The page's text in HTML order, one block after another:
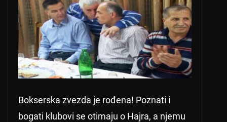
Bokserska zvezda je rođena! Poznati i
bogati klubovi se otimaju o Hajra, a njemu